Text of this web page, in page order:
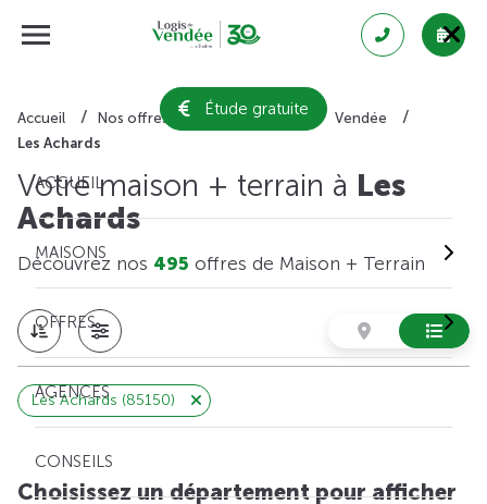
Étude gratuite
ACCUEIL
MAISONS
OFFRES
AGENCES
CONSEILS
Accueil Nos offres de maison + terrain
Vendée
Les Achards
Votre maison + terrain à Les
Achards
Découvrez nos 495 offres de Maison + Terrain
Les Achards (85150)
Choisissez un département pour afficher